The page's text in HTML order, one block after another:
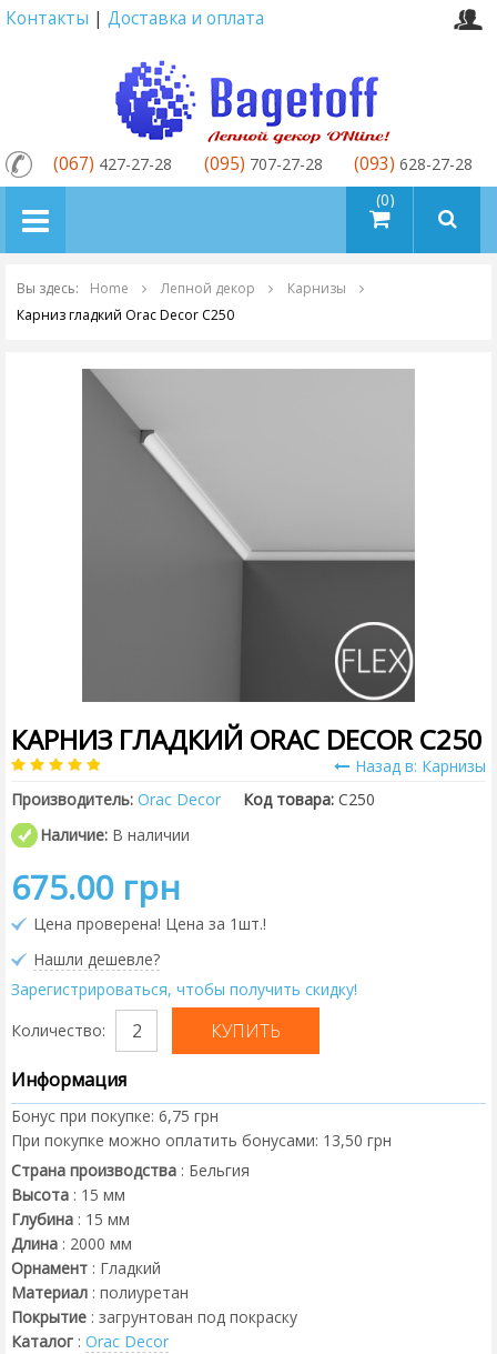
Контакты | Доставка и оплата
товаров (0)
(067) 427-27-28 (095) 707-27-28 (093) 628-27-28
Вы здесь: Home Лепной декор
Карнизы
Карниз гладкий Orac Decor C250
КАРНИЗ ГЛАДКИЙ ORAC DECOR C250
Назад в: Карнизы
Производитель: Orac Decor Код товара: C250
Наличие: В наличии
675.00 грн
Цена проверена! Цена за 1шт.!
Нашли дешевле?
Зарегистрироваться, чтобы получить скидку!
Количество:
Информация
Бонус при покупке: 6,75 грн
При покупке можно оплатить бонусами: 13,50 грн
Страна производства : Бельгия
Высота : 15 мм
Глубина : 15 мм
Длина : 2000 мм
Орнамент : Гладкий
Материал : полиуретан
Покрытие : загрунтован под покраску
Каталог : Orac Decor